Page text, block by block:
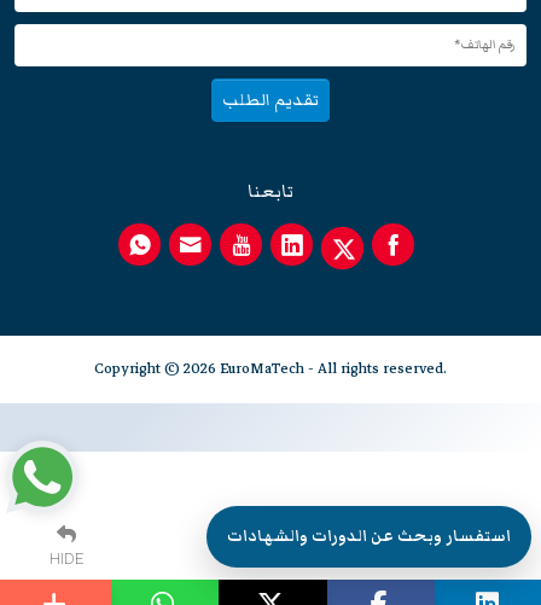
تقديم الطلب
تابعنا
Copyright © 2026 EuroMaTech - All rights reserved.
HIDE
استفسار وبحث عن الدورات والشهادات